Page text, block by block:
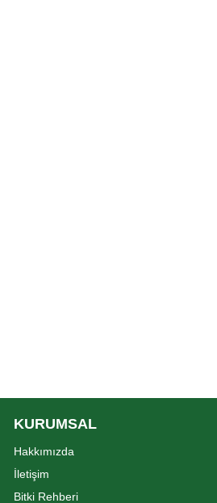
KURUMSAL
Hakkımızda
İletişim
Bitki Rehberi